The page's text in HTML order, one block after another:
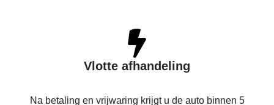
Vlotte afhandeling
Na betaling en vrijwaring krijgt u de auto binnen 5